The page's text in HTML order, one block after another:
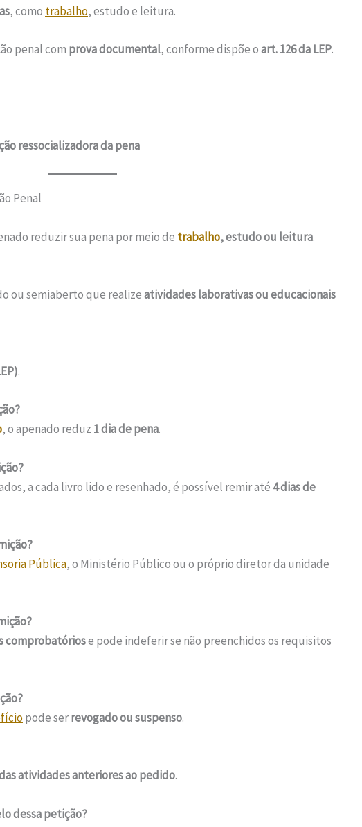
, como trabalho, estudo e leitura.
penal com prova documental, conforme dispõe oart. 126 da LEP.
ressocializadora da pena
Penal
reduzir sua pena por meio de trabalho, estudo ou leitura.
ou semiaberto que realizeatividades laborativas ou educacionais
.
, o apenado reduz 1 dia de pena.
a cada livro lido e resenhado, é possível remir até 4 dias de
Pública, o Ministério Público ou o próprio diretor da unidade
comprobatóriose pode indeferir se não preenchidos os requisitos
pode serrevogado ou suspenso.
atividades anteriores ao pedido.
dessa petição?